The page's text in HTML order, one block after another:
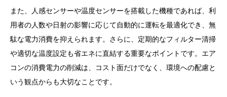
また、人感センサーや温度センサーを搭載した機種であれば、利
用者の人数や日射の影響に応じて自動的に運転を最適化でき、無
駄な電力消費を抑えられます。さらに、定期的なフィルター清掃
や適切な温度設定も省エネに直結する重要なポイントです。エア
コンの消費電力の削減は、コスト面だけでなく、環境への配慮と
いう観点からも大切なことです。